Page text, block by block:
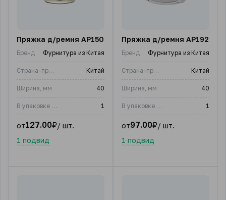
Пряжка д/ремня AP150
Бренд Фурнитура из Китая
Страна-производитель Китай
Ширина, мм 40
В упаковке (шт) 1
от127.00₽/ шт.
1 подвид
Пряжка д/ремня AP192
Бренд Фурнитура из Китая
Страна-производитель Китай
Ширина, мм 40
В упаковке (шт) 1
от97.00₽/ шт.
1 подвид